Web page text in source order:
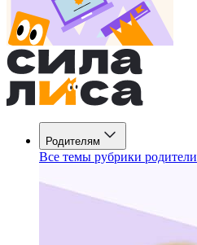
Родителям
Все темы рубрики родители